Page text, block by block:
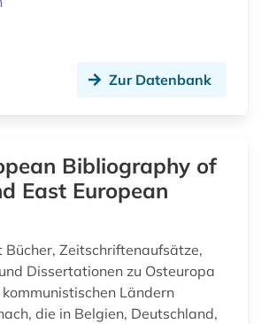
Zur Datenbank
Bibliography of
East European
Bücher, Zeitschriftenaufsätze,
Dissertationen zu Osteuropa
Ländern
die in Belgien, Deutschland,